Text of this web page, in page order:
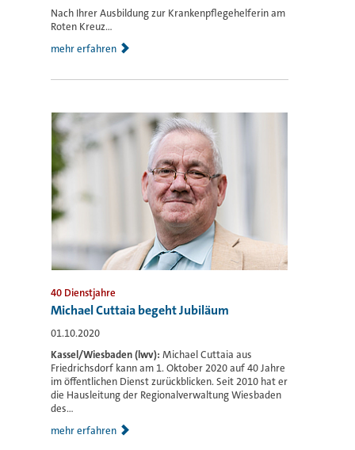
Nach Ihrer Ausbildung zur Krankenpflegehelferin am
Roten Kreuz...
mehr erfahren
40 Dienstjahre
Michael Cuttaia begeht Jubiläum
01.10.2020
Kassel/Wiesbaden (lwv): Michael Cuttaia aus
Friedrichsdorf kann am 1. Oktober 2020 auf 40 Jahre
im öffentlichen Dienst zurückblicken. Seit 2010 hat er
die Hausleitung der Regionalverwaltung Wiesbaden
des...
mehr erfahren